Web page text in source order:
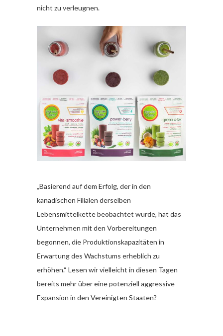
nicht zu verleugnen.
„Basierend auf dem Erfolg, der in den
kanadischen Filialen derselben
Lebensmittelkette beobachtet wurde, hat das
Unternehmen mit den Vorbereitungen
begonnen, die Produktionskapazitäten in
Erwartung des Wachstums erheblich zu
erhöhen.“ Lesen wir vielleicht in diesen Tagen
bereits mehr über eine potenziell aggressive
Expansion in den Vereinigten Staaten?